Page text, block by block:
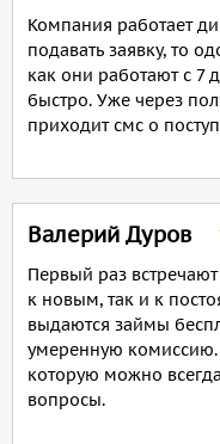
Компания работает
подавать заявку, то
как они работают с 7
быстро. Уже через
приходит смс о
Валерий Дуров
Первый раз
к новым, так и к
выдаются займы
умеренную комиссию.
которую можно
вопросы.